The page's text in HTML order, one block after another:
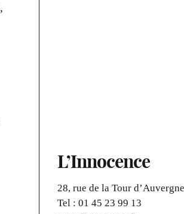
,
L’Innocence
28, rue de la Tour
Tel : 01 45 23 99 13